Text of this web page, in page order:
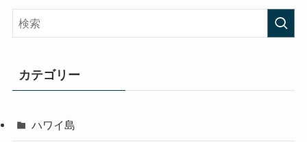
カテゴリー
ハワイ島